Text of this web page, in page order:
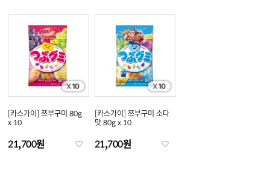
[카스가이] 쯔부구미 80g
x 10
21,700원
[카스가이] 쯔부구미 소다
맛 80g x 10
21,700원